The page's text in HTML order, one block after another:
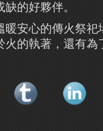
的好夥伴。
安心的傳火祭祀
的執著，還有為